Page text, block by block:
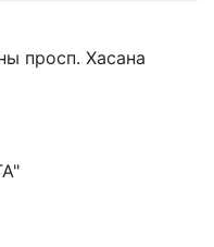
просп. Хасана